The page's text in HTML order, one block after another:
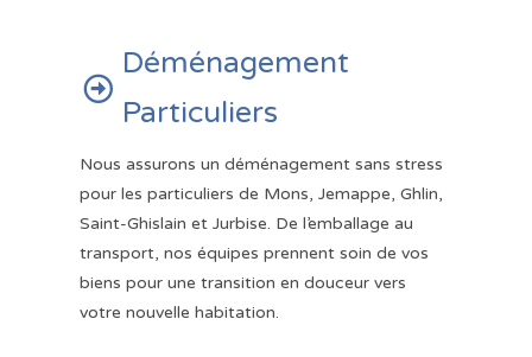

Déménagement
Particuliers
Nous assurons un déménagement sans stress
pour les particuliers de Mons, Jemappe, Ghlin,
Saint-Ghislain et Jurbise. De l’emballage au
transport, nos équipes prennent soin de vos
biens pour une transition en douceur vers
votre nouvelle habitation.